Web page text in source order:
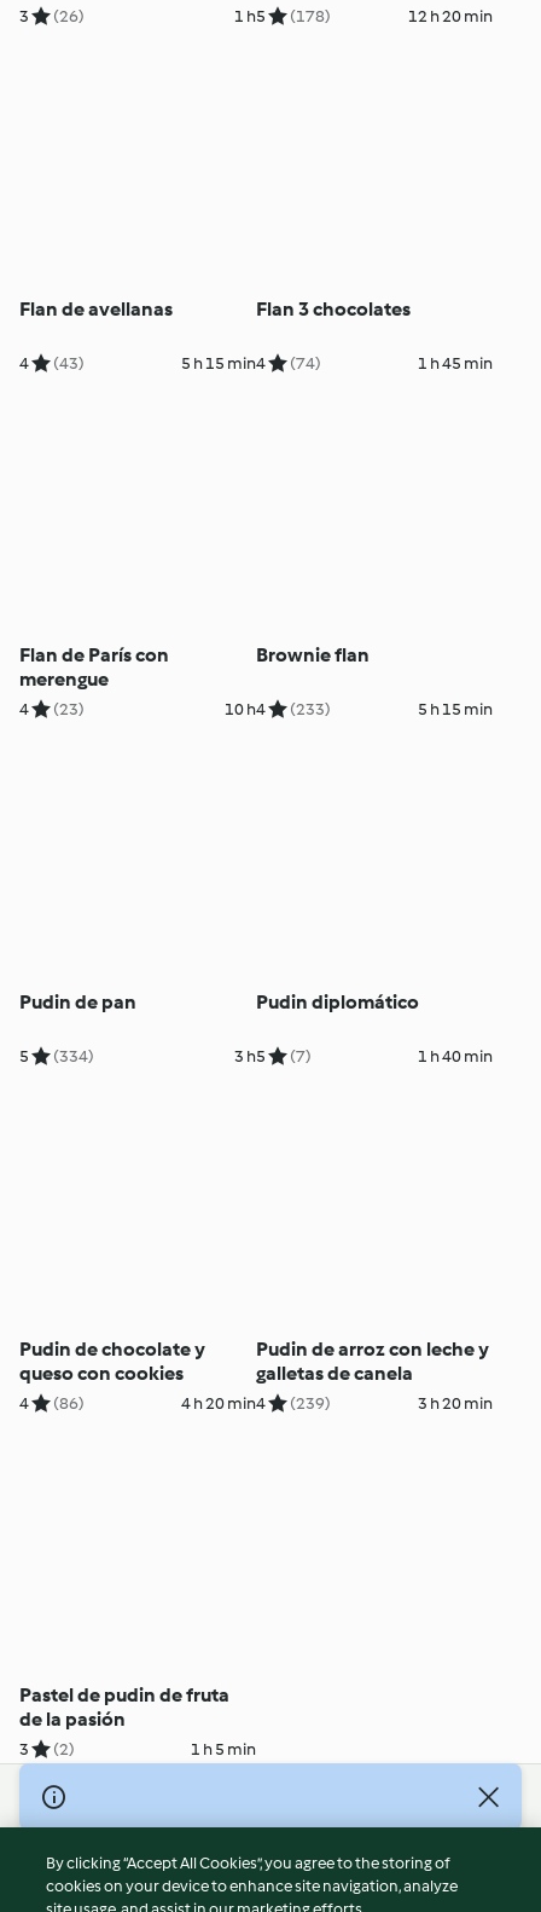
3 (26) 1 h5 (178) 12 h 20 min
Flan de avellanas
4 (43) 5 h 15 min
Flan 3 chocolates
4 (74) 1 h 45 min
Flan de París con
merengue
4 (23) 10 h
Brownie flan
4 (233) 5 h 15 min
Pudin de pan
5 (334) 3 h
Pudin diplomático
5 (7) 1 h 40 min
Pudin de chocolate y
queso con cookies
4 (86) 4 h 20 min
Pudin de arroz con leche y
galletas de canela
4 (239) 3 h 20 min
Pastel de pudin de fruta
de la pasión
3 (2) 1 h 5 min
© Copyright 2026
Terms of Service
Privacy Policy
By clicking “Accept All Cookies”, you agree to the storing of
cookies on your device to enhance site navigation, analyze